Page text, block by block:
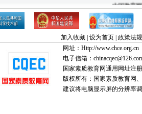
加入收藏| 设为首页| 政策法规
网址：Http://www.chce.org.cn
电子信箱：
国家素质教育网通用网址注
版权所有：国家素质教育网
建议将电脑显示屏的分辨率